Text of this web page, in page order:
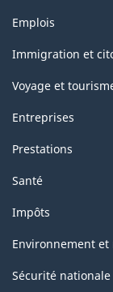
Thèmes
sujets
Emplois
Immigration et
Voyage et
Entreprises
Prestations
Santé
Impôts
Environnement
Sécurité